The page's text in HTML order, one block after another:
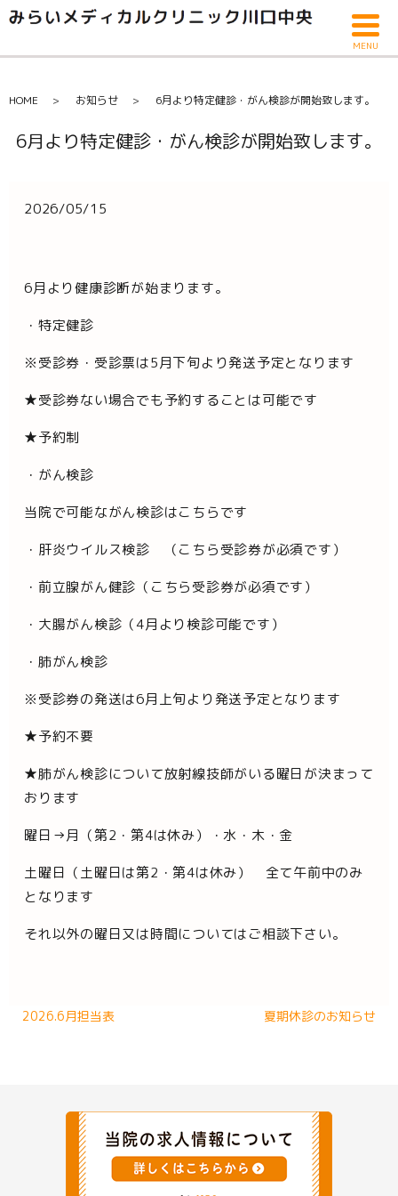
MENU
HOME お知らせ 6月より特定健診・がん検診が開始致します。
6月より特定健診・がん検診が開始致します。
2026/05/15
6月より健康診断が始まります。
・特定健診
※受診券・受診票は5月下旬より発送予定となります
★受診券ない場合でも予約することは可能です
★予約制
・がん検診
当院で可能ながん検診はこちらです
・肝炎ウイルス検診 （こちら受診券が必須です）
・前立腺がん健診（こちら受診券が必須です）
・大腸がん検診（4月より検診可能です）
・肺がん検診
※受診券の発送は6月上旬より発送予定となります
★予約不要
★肺がん検診について放射線技師がいる曜日が決まって
おります
曜日→月（第2・第4は休み）・水・木・金
土曜日（土曜日は第2・第4は休み） 全て午前中のみ
となります
それ以外の曜日又は時間についてはご相談下さい。
2026.6月担当表 夏期休診のお知らせ